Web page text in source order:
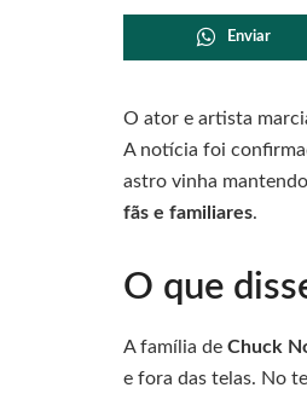
Enviar
O ator e artista
A notícia foi
astro vinha
fãs e familiares.
O que
A família de Chuck
e fora das telas. No